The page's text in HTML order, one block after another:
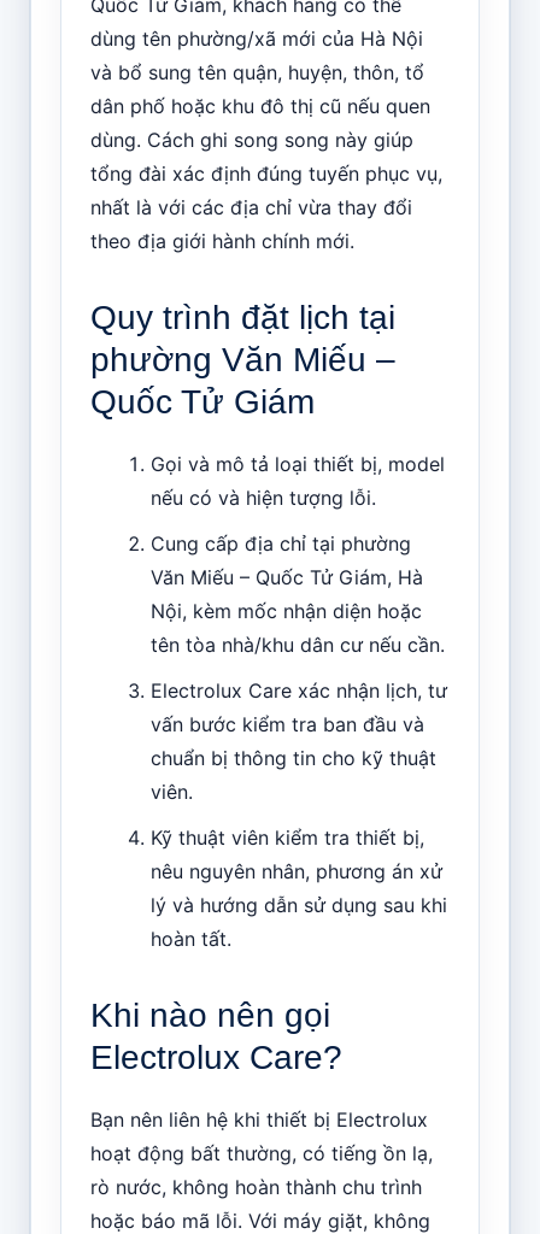
dùng tên phường/xã mới của Hà Nội
và bổ sung tên quận, huyện, thôn, tổ
dân phố hoặc khu đô thị cũ nếu quen
dùng. Cách ghi song song này giúp
tổng đài xác định đúng tuyến phục vụ,
nhất là với các địa chỉ vừa thay đổi
theo địa giới hành chính mới.
Quy trình đặt lịch tại
phường Văn Miếu –
Quốc Tử Giám
Gọi và mô tả loại thiết bị, model
nếu có và hiện tượng lỗi.
Cung cấp địa chỉ tại phường
Văn Miếu – Quốc Tử Giám, Hà
Nội, kèm mốc nhận diện hoặc
tên tòa nhà/khu dân cư nếu cần.
Electrolux Care xác nhận lịch, tư
vấn bước kiểm tra ban đầu và
chuẩn bị thông tin cho kỹ thuật
viên.
Kỹ thuật viên kiểm tra thiết bị,
nêu nguyên nhân, phương án xử
lý và hướng dẫn sử dụng sau khi
hoàn tất.
Khi nào nên gọi
Electrolux Care?
Bạn nên liên hệ khi thiết bị Electrolux
hoạt động bất thường, có tiếng ồn lạ,
rò nước, không hoàn thành chu trình
hoặc báo mã lỗi. Với máy giặt, không